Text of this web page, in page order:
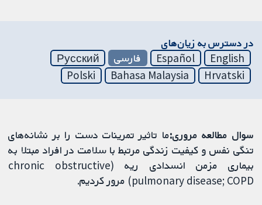
در دسترس به زیان‌های
English
Español فارسی
Русский
Hrvatski
Bahasa Malaysia
Polski
سوال مطالعه مروری:ما تاثیر تمرینات دست را بر نشانه‌های
تنگی نفس و کیفیت زندگی مرتبط با سلامت در افراد مبتلا به
بیماری مزمن انسدادی ریه (chronic obstructive
pulmonary disease; COPD) مرور کردیم.